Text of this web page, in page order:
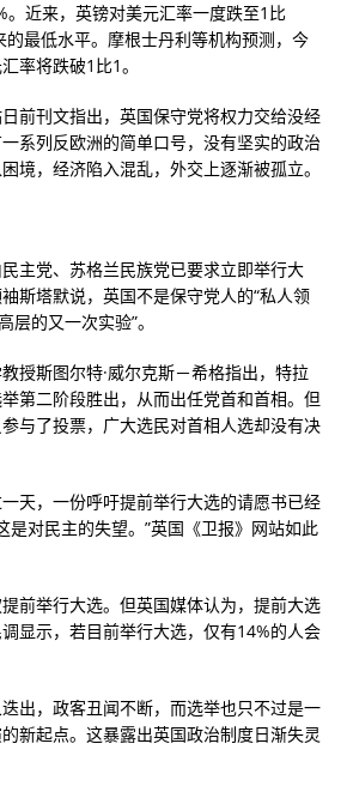
。近来，英镑对美元汇率一度跌至1比
最低水平。摩根士丹利等机构预测，今
率将跌破1比1。
前刊文指出，英国保守党将权力交给没经
系列反欧洲的简单口号，没有坚实的政治
境，经济陷入混乱，外交上逐渐被孤立。
主党、苏格兰民族党已要求立即举行大
斯塔默说，英国不是保守党人的“私人领
层的又一次实验”。
授斯图尔特·威尔克斯－希格指出，特拉
第二阶段胜出，从而出任党首和首相。但
与了投票，广大选民对首相人选却没有决
天，一份呼吁提前举行大选的请愿书已经
是对民主的失望。”英国《卫报》网站如此
前举行大选。但英国媒体认为，提前大选
显示，若目前举行大选，仅有14%的人会
出，政客丑闻不断，而选举也只不过是一
新起点。这暴露出英国政治制度日渐失灵